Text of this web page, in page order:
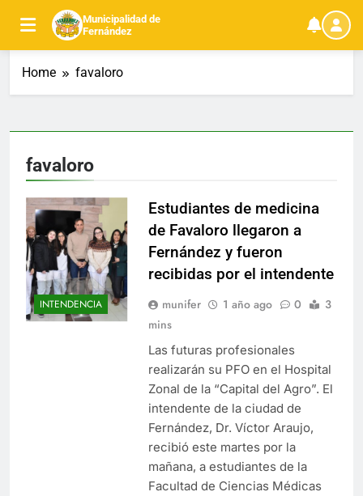
content
Municipalidad de
Fernández
Home favaloro
favaloro
INTENDENCIA
Estudiantes de medicina
de Favaloro llegaron a
Fernández y fueron
recibidas por el intendente
munifer 1 año ago 0
3
mins
Las futuras profesionales
realizarán su PFO en el Hospital
Zonal de la “Capital del Agro”. El
intendente de la ciudad de
Fernández, Dr. Víctor Araujo,
recibió este martes por la
mañana, a estudiantes de la
Facultad de Ciencias Médicas